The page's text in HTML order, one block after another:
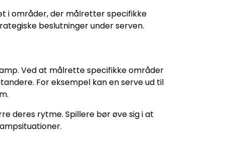
i områder, der målretter specifikke
beslutninger under serven.
Ved at målrette specifikke områder
For eksempel kan en serve ud til
deres rytme. Spillere bør øve sig i at